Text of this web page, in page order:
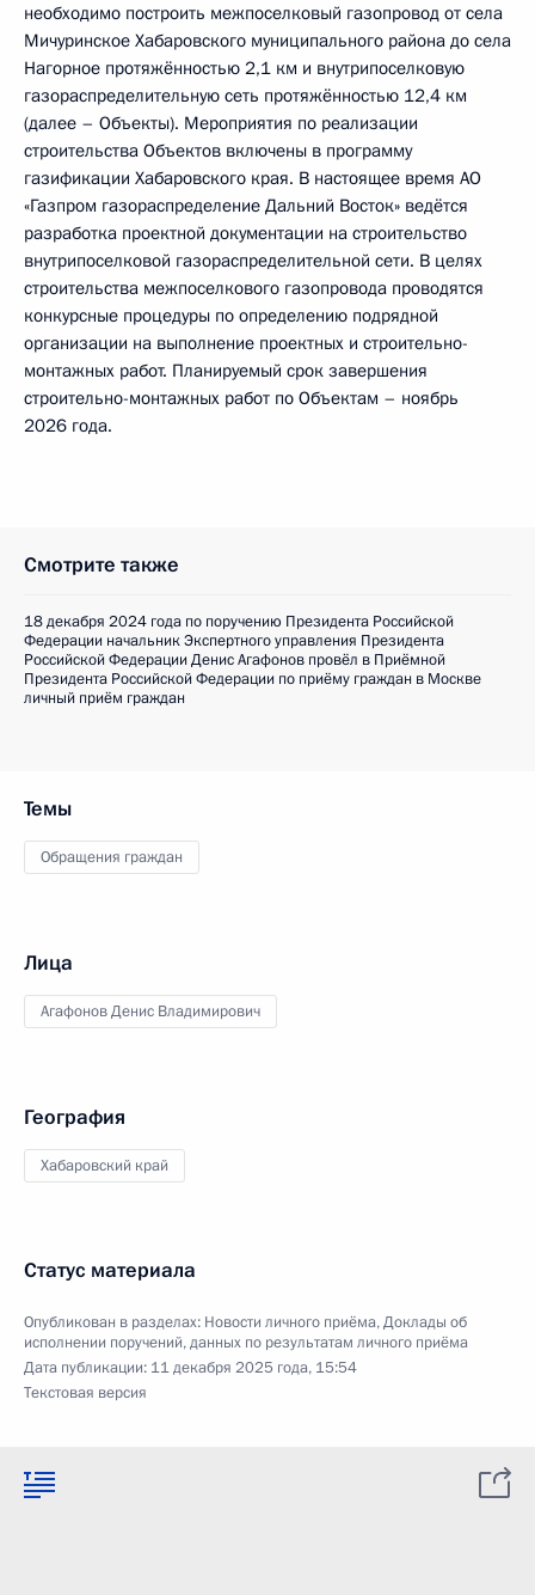
необходимо построить межпоселковый газопровод от села
Мичуринское Хабаровского муниципального района до села
Нагорное протяжённостью 2,1 км и внутрипоселковую
газораспределительную сеть протяжённостью 12,4 км
(далее – Объекты). Мероприятия по реализации
строительства Объектов включены в программу
газификации Хабаровского края. В настоящее время АО
«Газпром газораспределение Дальний Восток» ведётся
разработка проектной документации на строительство
внутрипоселковой газораспределительной сети. В целях
строительства межпоселкового газопровода проводятся
конкурсные процедуры по определению подрядной
организации на выполнение проектных и строительно-
монтажных работ. Планируемый срок завершения
строительно-монтажных работ по Объектам – ноябрь
2026 года.
Смотрите также
18 декабря 2024 года по поручению Президента Российской
Федерации начальник Экспертного управления Президента
Российской Федерации Денис Агафонов провёл в Приёмной
Президента Российской Федерации по приёму граждан в Москве
личный приём граждан
Темы
Обращения граждан
Лица
Агафонов Денис Владимирович
География
Хабаровский край
Статус материала
Опубликован в разделах: Новости личного приёма,Доклады об
исполнении поручений, данных по результатам личного приёма
Дата публикации: 11 декабря 2025 года, 15:54
Текстовая версия